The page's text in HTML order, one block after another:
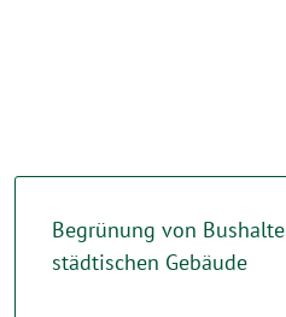
Begrünung von
städtischen Gebäude